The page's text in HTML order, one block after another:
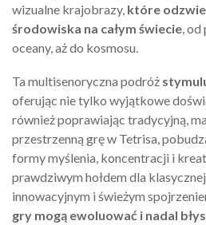
wizualne krajobrazy, które
środowiska na całym świecie ,
oceany, aż do kosmosu.
Ta multisenoryczna podróż
oferując nie tylko wyjątkowe
również poprawiając tradycyjną,
przestrzenną grę w Tetrisa,
formy myślenia, koncentracji i
prawdziwym hołdem dla
innowacyjnym i świeżym
gry mogą ewoluować i nadal